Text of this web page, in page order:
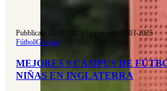
Pubblicato 23-01-2025 Aggiornato 07-03-2025
Fútbol|General
MEJORES 9 CAMPUS DE
NIÑAS EN INGLATERRA